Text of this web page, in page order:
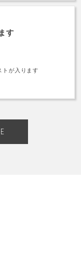
す
が入ります